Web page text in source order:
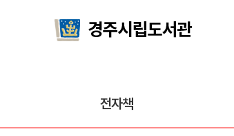
전자책